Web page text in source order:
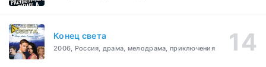
Конец света
2006, Россия, драма, мелодрама, приключения